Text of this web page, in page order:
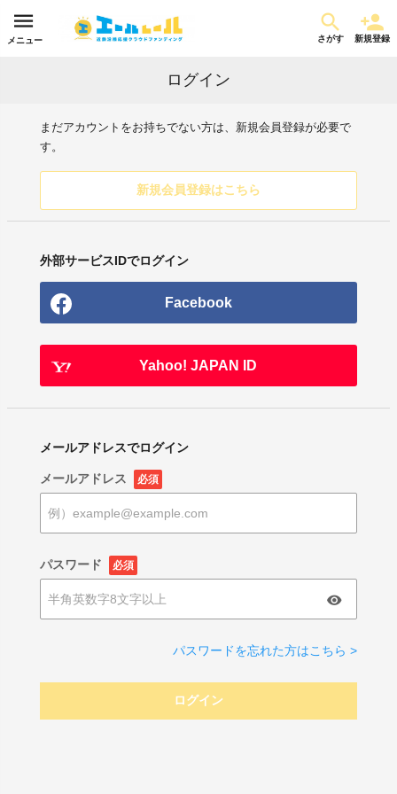
メニュー さがす 新規登録
ログイン
まだアカウントをお持ちでない方は、新規会員登録が必要で
す。
新規会員登録はこちら
外部サービスIDでログイン
Facebook
Yahoo! JAPAN ID
メールアドレスでログイン
メールアドレス 必須
パスワード 必須
パスワードを忘れた方はこちら >
ログイン